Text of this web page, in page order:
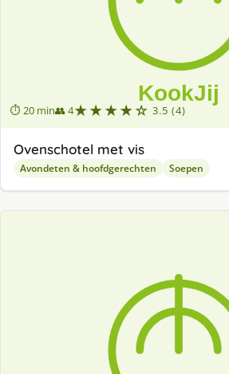
⏱ 20 min👥 4★★★★☆ 3.5 (4)
Ovenschotel met vis
Avondeten & hoofdgerechten Soepen